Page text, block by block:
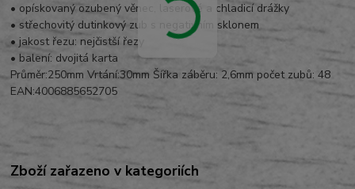
• opískovaný ozubený věnec, laserové a chladicí drážky
• střechovitý dutinkový zub s negativním sklonem
• jakost řezu: nejčistší řezy
• balení: dvojitá karta
Průměr:250mm Vrtání:30mm Šířka záběru: 2,6mm počet zubů: 48
EAN:4006885652705
Zboží zařazeno v kategoriích